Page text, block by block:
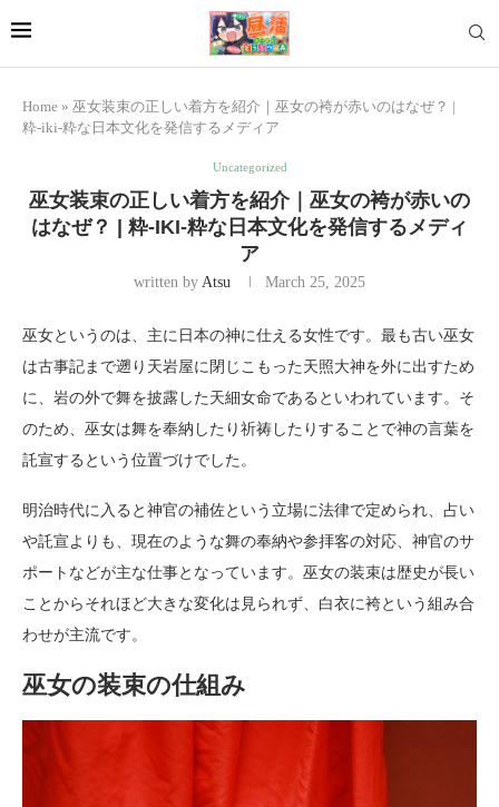
Home » 巫女装束の正しい着方を紹介｜巫女の袴が赤いのはなぜ？ |
粋-iki-粋な日本文化を発信するメディア
Uncategorized
巫女装束の正しい着方を紹介｜巫女の袴が赤いの
はなぜ？ | 粋-IKI-粋な日本文化を発信するメディ
ア
written by Atsu March 25, 2025
巫女というのは、主に日本の神に仕える女性です。最も古い巫女
は古事記まで遡り天岩屋に閉じこもった天照大神を外に出すため
に、岩の外で舞を披露した天細女命であるといわれています。そ
のため、巫女は舞を奉納したり祈祷したりすることで神の言葉を
託宣するという位置づけでした。
明治時代に入ると神官の補佐という立場に法律で定められ、占い
や託宣よりも、現在のような舞の奉納や参拝客の対応、神官のサ
ポートなどが主な仕事となっています。巫女の装束は歴史が長い
ことからそれほど大きな変化は見られず、白衣に袴という組み合
わせが主流です。
巫女の装束の仕組み